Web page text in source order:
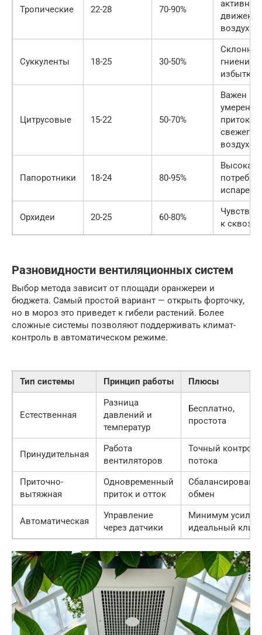
Тропические 22-28 70-90%
движения
воздуха
Суккуленты 18-25 30-50%
Склонны
гниению
избытке
Цитрусовые 15-22 50-70%
Важен
приток
свежего
воздуха
Папоротники 18-24 80-95%
Высокая
Орхидеи 20-25 60-80%
к
Разновидности вентиляционных систем
Выбор метода зависит от площади оранжереи и
бюджета. Самый простой вариант — открыть форточку,
но в мороз это приведет к гибели растений. Более
сложные системы позволяют поддерживать климат-
контроль в автоматическом режиме.
Тип системы Принцип работы Плюсы
Естественная
Разница
давлений и
температур
Бесплатно,
простота
Принудительная
Работа
вентиляторов
Точный контроль
потока
Приточно-
вытяжная
Одновременный
приток и отток
обмен
Автоматическая
Управление
через датчики
Минимум усилий,
идеальный